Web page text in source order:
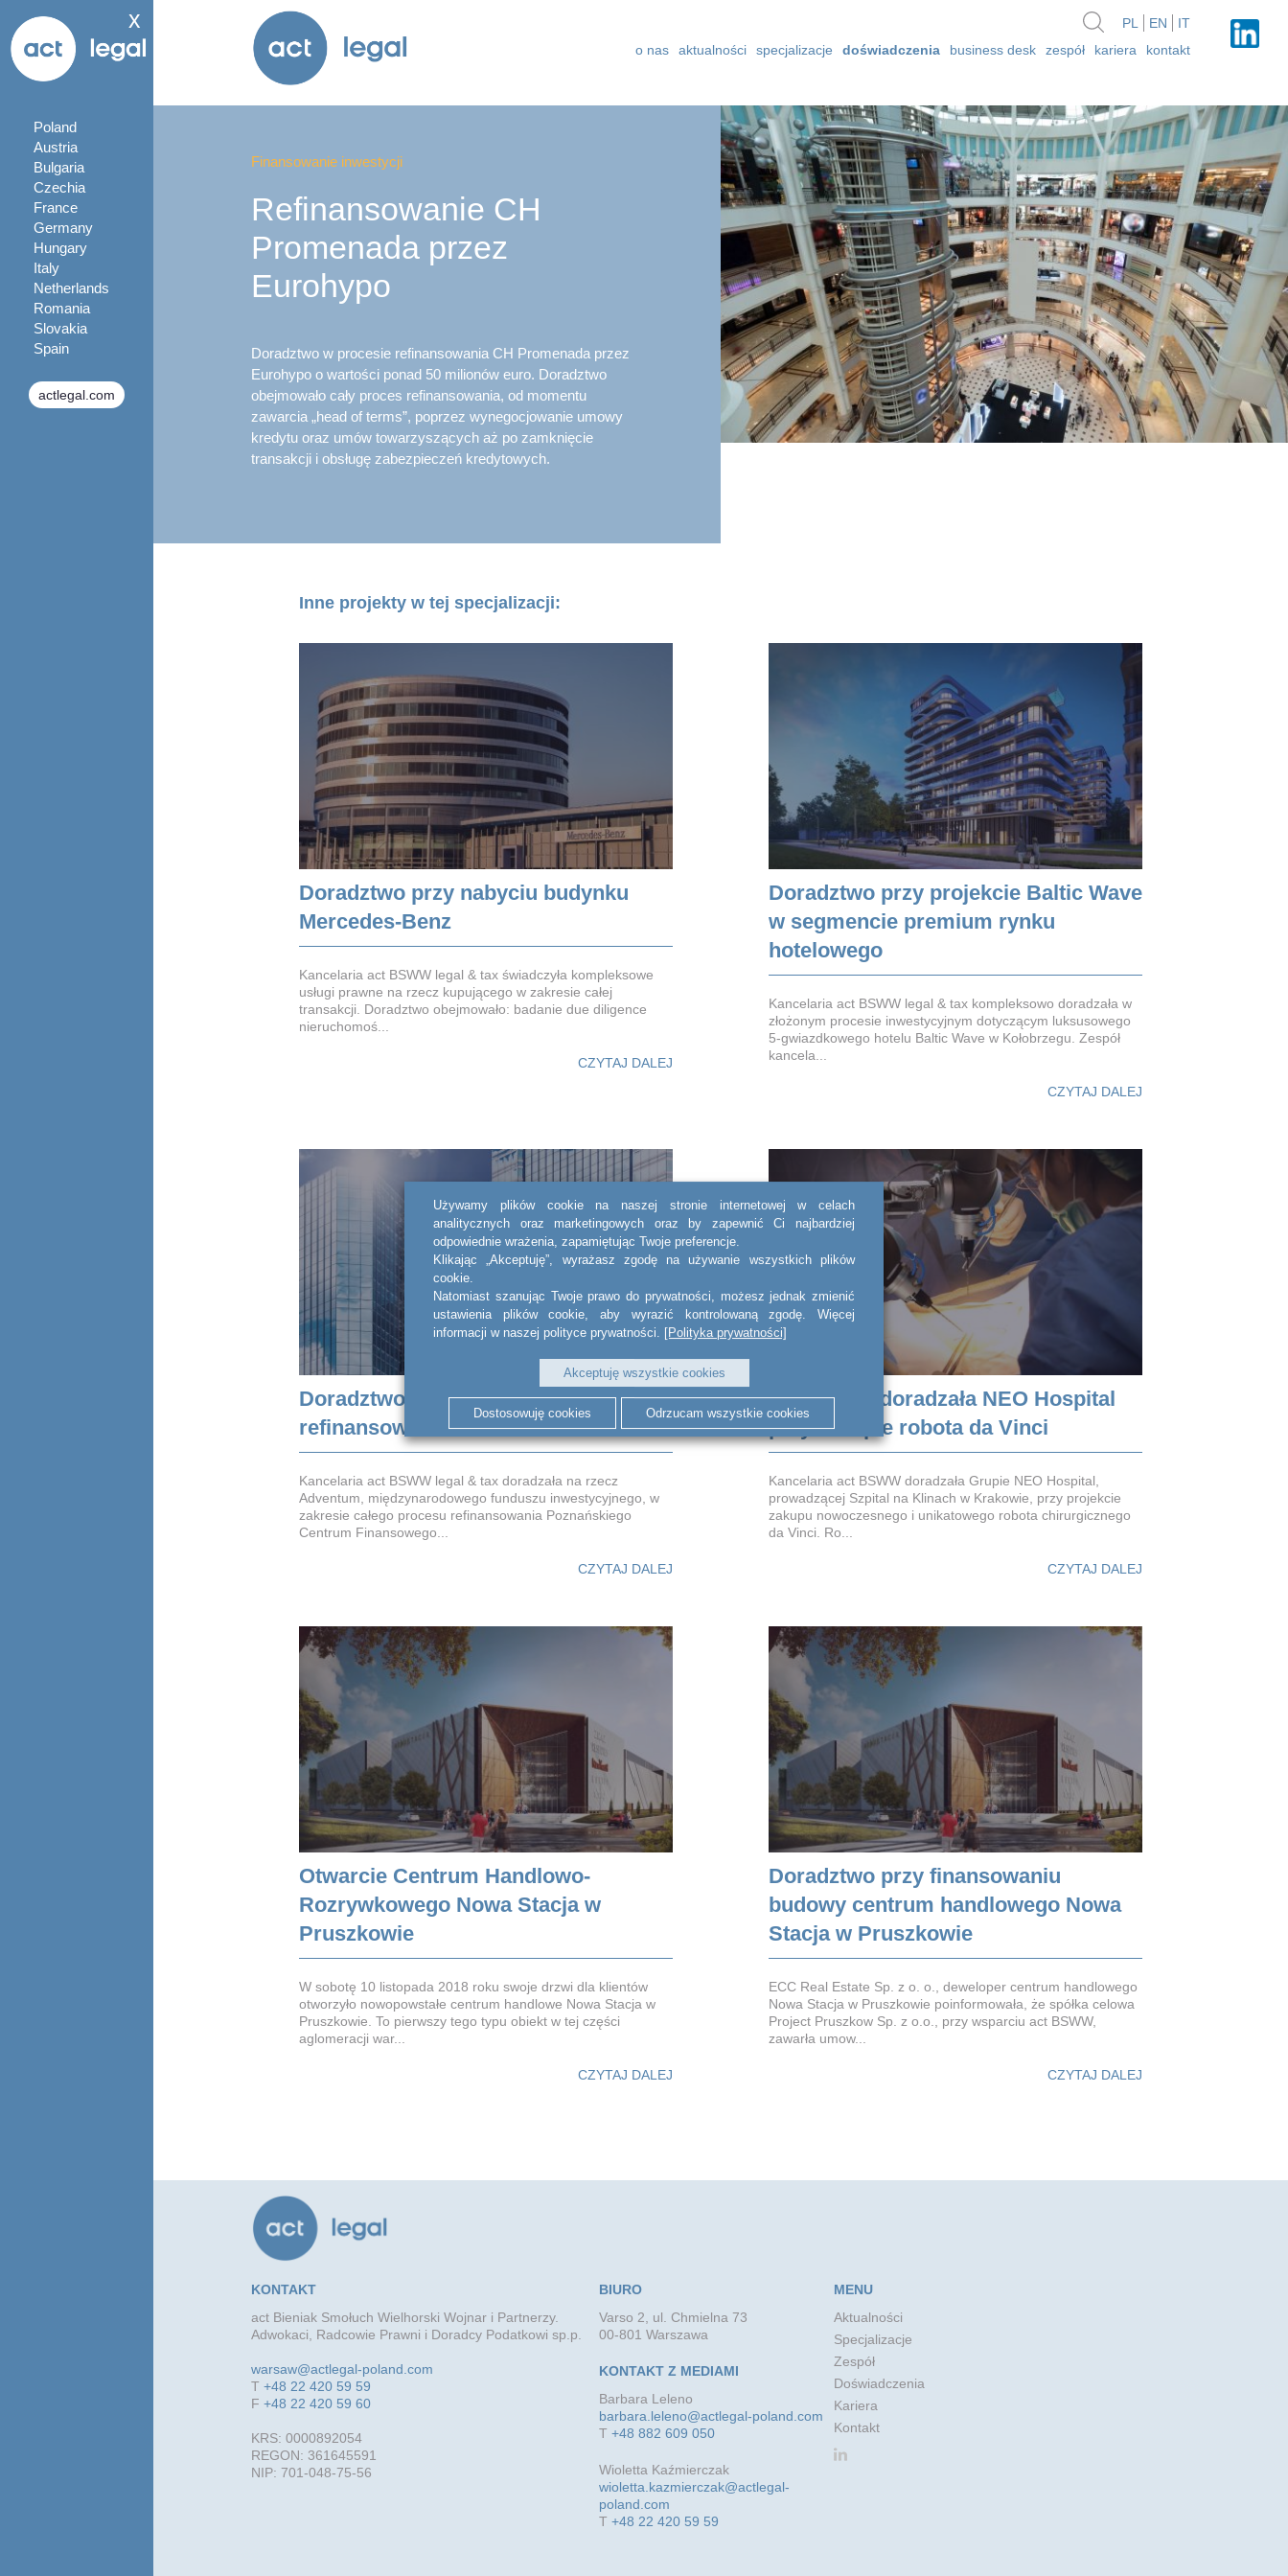
x
Poland
Austria
Bulgaria
Czechia
France
Germany
Hungary
Italy
Netherlands
Romania
Slovakia
Spain
actlegal.com
PL EN
IT
o nas
aktualności specjalizacje doświadczenia business desk zespół kariera kontakt
Finansowanie inwestycji
Refinansowanie CH
Promenada przez
Eurohypo
Doradztwo w procesie refinansowania CH Promenada przez
Eurohypo o wartości ponad 50 milionów euro. Doradztwo
obejmowało cały proces refinansowania, od momentu
zawarcia „head of terms”, poprzez wynegocjowanie umowy
kredytu oraz umów towarzyszących aż po zamknięcie
transakcji i obsługę zabezpieczeń kredytowych.
Inne projekty w tej specjalizacji:
Doradztwo przy nabyciu budynku
Mercedes-Benz
Kancelaria act BSWW legal & tax świadczyła kompleksowe
usługi prawne na rzecz kupującego w zakresie całej
transakcji. Doradztwo obejmowało: badanie due diligence
nieruchomoś...
CZYTAJ DALEJ
Doradztwo przy projekcie Baltic Wave
w segmencie premium rynku
hotelowego
Kancelaria act BSWW legal & tax kompleksowo doradzała w
złożonym procesie inwestycyjnym dotyczącym luksusowego
5-gwiazdkowego hotelu Baltic Wave w Kołobrzegu. Zespół
kancela...
CZYTAJ DALEJ
Doradztwo na rzecz Adventum przy
refinansowaniu biurowca w Poznaniu
Kancelaria act BSWW legal & tax doradzała na rzecz
Adventum, międzynarodowego funduszu inwestycyjnego, w
zakresie całego procesu refinansowania Poznańskiego
Centrum Finansowego...
CZYTAJ DALEJ
act BSWW doradzała NEO Hospital
przy zakupie robota da Vinci
Kancelaria act BSWW doradzała Grupie NEO Hospital,
prowadzącej Szpital na Klinach w Krakowie, przy projekcie
zakupu nowoczesnego i unikatowego robota chirurgicznego
da Vinci. Ro...
CZYTAJ DALEJ
Otwarcie Centrum Handlowo-
Rozrywkowego Nowa Stacja w
Pruszkowie
W sobotę 10 listopada 2018 roku swoje drzwi dla klientów
otworzyło nowopowstałe centrum handlowe Nowa Stacja w
Pruszkowie. To pierwszy tego typu obiekt w tej części
aglomeracji war...
CZYTAJ DALEJ
Doradztwo przy finansowaniu
budowy centrum handlowego Nowa
Stacja w Pruszkowie
ECC Real Estate Sp. z o. o., deweloper centrum handlowego
Nowa Stacja w Pruszkowie poinformowała, że spółka celowa
Project Pruszkow Sp. z o.o., przy wsparciu act BSWW,
zawarła umow...
CZYTAJ DALEJ
KONTAKT
act Bieniak Smołuch Wielhorski Wojnar i Partnerzy.
Adwokaci, Radcowie Prawni i Doradcy Podatkowi sp.p.
warsaw@actlegal-poland.com
T +48 22 420 59 59
F +48 22 420 59 60
KRS: 0000892054
REGON: 361645591
NIP: 701-048-75-56
BIURO
Varso 2, ul. Chmielna 73
00-801 Warszawa
KONTAKT Z MEDIAMI
Barbara Leleno
barbara.leleno@actlegal-poland.com
T +48 882 609 050
Wioletta Kaźmierczak
wioletta.kazmierczak@actlegal-
poland.com
T +48 22 420 59 59
MENU
Aktualności
Specjalizacje
Zespół
Doświadczenia
Kariera
Kontakt
Używamy plików cookie na naszej stronie internetowej w celach
analitycznych oraz marketingowych oraz by zapewnić Ci najbardziej
odpowiednie wrażenia, zapamiętując Twoje preferencje.
Klikając „Akceptuję”, wyrażasz zgodę na używanie wszystkich plików
cookie.
Natomiast szanując Twoje prawo do prywatności, możesz jednak zmienić
ustawienia plików cookie, aby wyrazić kontrolowaną zgodę. Więcej
informacji w naszej polityce prywatności. [Polityka prywatności]
Akceptuję wszystkie cookies
Dostosowuję cookies Odrzucam wszystkie cookies